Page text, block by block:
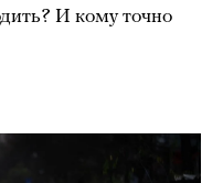
И кому точно